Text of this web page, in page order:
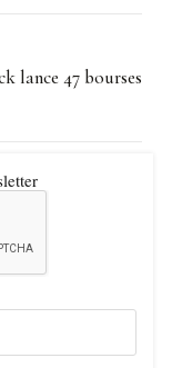
lance 47 bourses